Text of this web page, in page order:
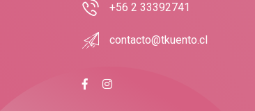
+56 2 33392741
contacto@tkuento.cl